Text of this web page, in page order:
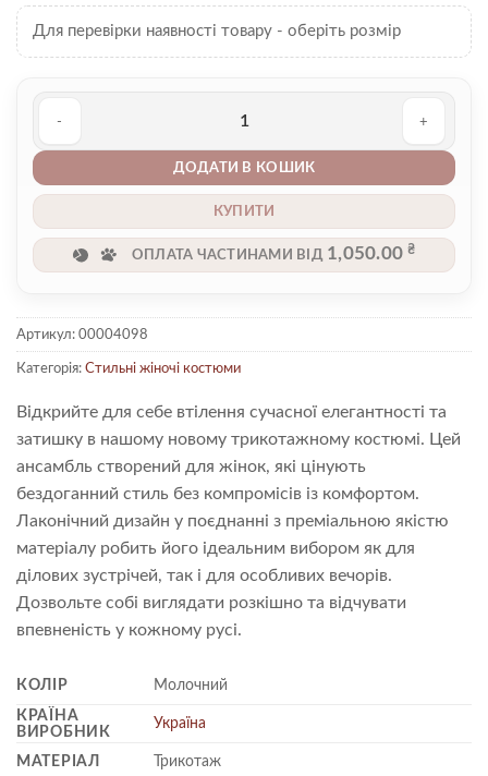
Для перевірки наявності товару - оберіть розмір
ДОДАТИ В КОШИК
КУПИТИ
ОПЛАТА ЧАСТИНАМИ ВІД 1,050.00₴
Артикул: 00004098
Категорія: Стильні жіночі костюми
Відкрийте для себе втілення сучасної елегантності та
затишку в нашому новому трикотажному костюмі. Цей
ансамбль створений для жінок, які цінують
бездоганний стиль без компромісів із комфортом.
Лаконічний дизайн у поєднанні з преміальною якістю
матеріалу робить його ідеальним вибором як для
ділових зустрічей, так і для особливих вечорів.
Дозвольте собі виглядати розкішно та відчувати
впевненість у кожному русі.
КОЛІР
Молочний
КРАЇНА
ВИРОБНИК
Україна
МАТЕРІАЛ Трикотаж